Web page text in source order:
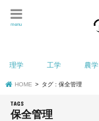
menu
理学 工学 農学
HOME タグ : 保全管理
保全管理